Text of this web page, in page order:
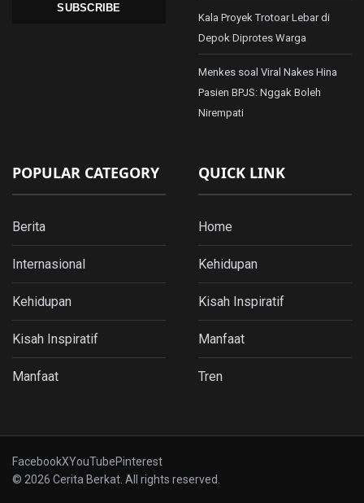
SUBSCRIBE
Kala Proyek Trotoar Lebar di
Depok Diprotes Warga
Menkes soal Viral Nakes Hina
Pasien BPJS: Nggak Boleh
Nirempati
POPULAR CATEGORY
Berita
Internasional
Kehidupan
Kisah Inspiratif
Manfaat
QUICK LINK
Home
Kehidupan
Kisah Inspiratif
Manfaat
Tren
FacebookXYouTubePinterest
© 2026 Cerita Berkat. All rights reserved.